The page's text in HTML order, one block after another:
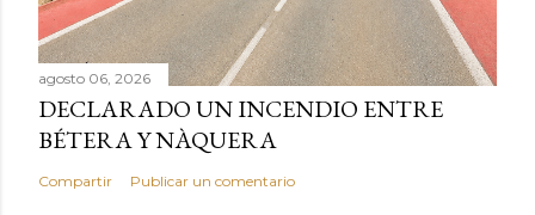
agosto 06, 2026
DECLARADO UN INCENDIO ENTRE
BÉTERA Y NÀQUERA
Compartir Publicar un comentario